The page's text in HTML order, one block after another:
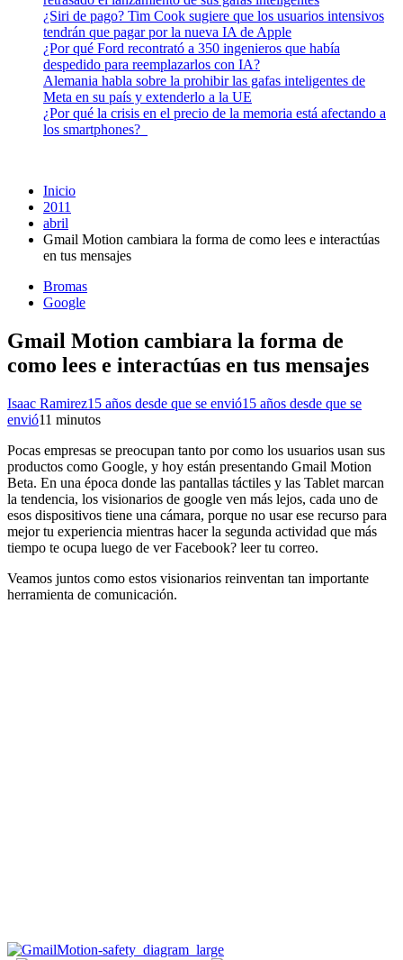
¿Siri de pago? Tim Cook sugiere que los usuarios intensivos
tendrán que pagar por la nueva IA de Apple
¿Por qué Ford recontrató a 350 ingenieros que había
despedido para reemplazarlos con IA?
Alemania habla sobre la prohibir las gafas inteligentes de
Meta en su país y extenderlo a la UE
¿Por qué la crisis en el precio de la memoria está afectando a
los smartphones?
Inicio
2011
abril
Gmail Motion cambiara la forma de como lees e interactúas
en tus mensajes
Bromas
Google
Gmail Motion cambiara la forma de
como lees e interactúas en tus mensajes
Isaac Ramirez15 años desde que se envió15 años desde que se
envió11 minutos
Pocas empresas se preocupan tanto por como los usuarios usan sus
productos como Google, y hoy están presentando Gmail Motion
Beta. En una época donde las pantallas táctiles y las Tablet marcan
la tendencia, los visionarios de google ven más lejos, cada uno de
esos dispositivos tiene una cámara, porque no usar ese recurso para
mejor tu experiencia mientras hacer la segunda actividad que más
tiempo te ocupa luego de ver Facebook? leer tu correo.
Veamos juntos como estos visionarios reinventan tan importante
herramienta de comunicación.